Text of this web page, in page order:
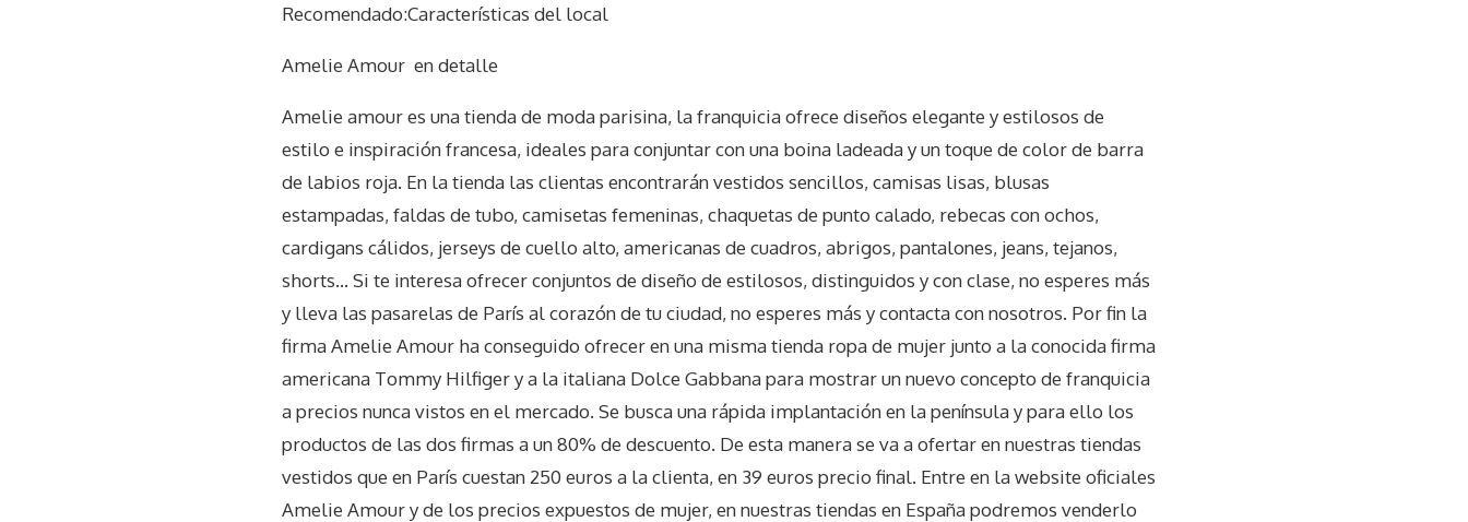
Recomendado:Características del local
Amelie Amour en detalle
Amelie amour es una tienda de moda parisina, la franquicia ofrece diseños elegante y estilosos de
estilo e inspiración francesa, ideales para conjuntar con una boina ladeada y un toque de color de barra
de labios roja. En la tienda las clientas encontrarán vestidos sencillos, camisas lisas, blusas
estampadas, faldas de tubo, camisetas femeninas, chaquetas de punto calado, rebecas con ochos,
cardigans cálidos, jerseys de cuello alto, americanas de cuadros, abrigos, pantalones, jeans, tejanos,
shorts… Si te interesa ofrecer conjuntos de diseño de estilosos, distinguidos y con clase, no esperes más
y lleva las pasarelas de París al corazón de tu ciudad, no esperes más y contacta con nosotros. Por fin la
firma Amelie Amour ha conseguido ofrecer en una misma tienda ropa de mujer junto a la conocida firma
americana Tommy Hilfiger y a la italiana Dolce Gabbana para mostrar un nuevo concepto de franquicia
a precios nunca vistos en el mercado. Se busca una rápida implantación en la península y para ello los
productos de las dos firmas a un 80% de descuento. De esta manera se va a ofertar en nuestras tiendas
vestidos que en París cuestan 250 euros a la clienta, en 39 euros precio final. Entre en la website oficiales
Amelie Amour y de los precios expuestos de mujer, en nuestras tiendas en España podremos venderlo